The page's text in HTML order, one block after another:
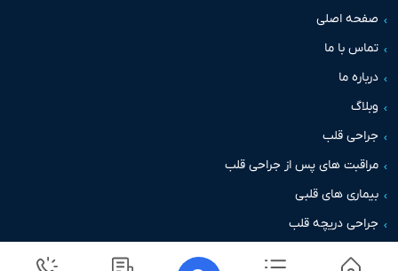
اصلی
با ما
ما
قلب
های پس از جراحی قلب
های قلبی
دریچه قلب